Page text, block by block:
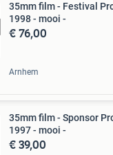
35mm film - Festival
1998 - mooi -
€ 76,00
Arnhem
35mm film - Sponsor
1997 - mooi -
€ 39,00